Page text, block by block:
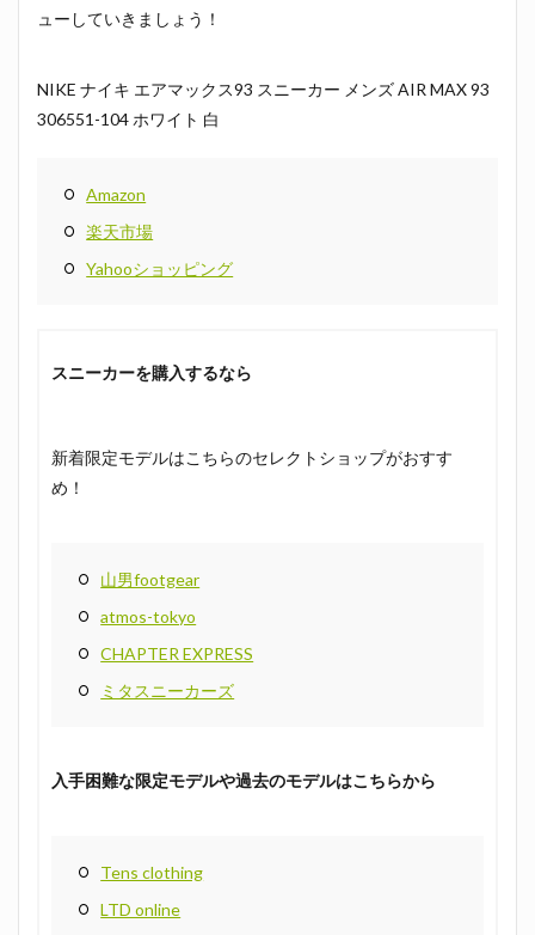
ューしていきましょう！
NIKE ナイキ エアマックス93 スニーカー メンズ AIR MAX 93
306551-104 ホワイト 白
Amazon
楽天市場
Yahooショッピング
スニーカーを購入するなら
新着限定モデルはこちらのセレクトショップがおすす
め！
山男footgear
atmos-tokyo
CHAPTER EXPRESS
ミタスニーカーズ
入手困難な限定モデルや過去のモデルはこちらから
Tens clothing
LTD online